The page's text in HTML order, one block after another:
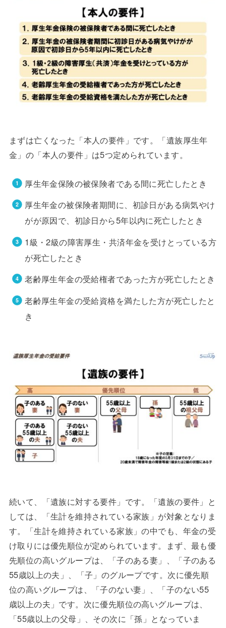
まずは亡くなった「本人の要件」です。「遺族厚生年
金」の「本人の要件」は5つ定められています。
厚生年金保険の被保険者である間に死亡したとき
厚生年金の被保険者期間に、初診日がある病気やけ
がが原因で、初診日から5年以内に死亡したとき
1級・2級の障害厚生・共済年金を受けとっている方
が死亡したとき
老齢厚生年金の受給権者であった方が死亡したとき
老齢厚生年金の受給資格を満たした方が死亡したと
き
続いて、「遺族に対する要件」です。「遺族の要件」と
しては、「生計を維持されている家族」が対象となりま
す。「生計を維持されている家族」の中でも、年金の受
け取りには優先順位が定められています。まず、最も優
先順位の高いグループは、「子のある妻」、「子のある
55歳以上の夫」、「子」のグループです。次に優先順
位の高いグループは、「子のない妻」、「子のない55
歳以上の夫」です。次に優先順位の高いグループは、
「55歳以上の父母」、その次に「孫」となっていま